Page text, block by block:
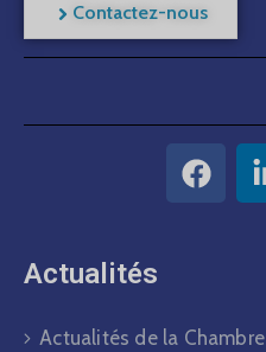
Contactez-nous
Actualités​
Actualités de la Chambre